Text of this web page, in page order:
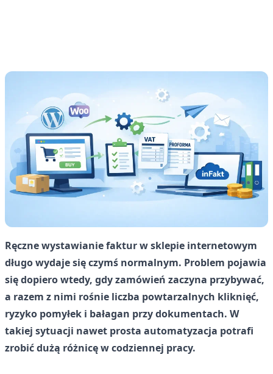
Ręczne wystawianie faktur w sklepie internetowym
długo wydaje się czymś normalnym. Problem pojawia
się dopiero wtedy, gdy zamówień zaczyna przybywać,
a razem z nimi rośnie liczba powtarzalnych kliknięć,
ryzyko pomyłek i bałagan przy dokumentach. W
takiej sytuacji nawet prosta automatyzacja potrafi
zrobić dużą różnicę w codziennej pracy.